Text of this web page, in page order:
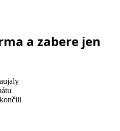
a zabere jen